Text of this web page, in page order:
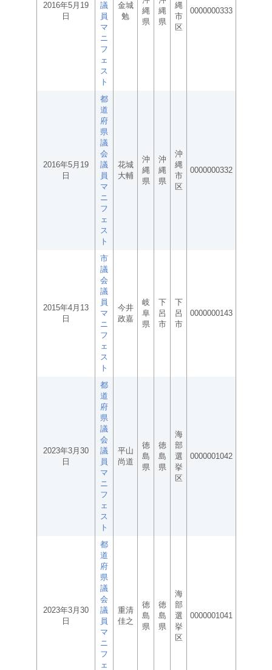
2016年5月19
日
議
員
マ
ニ
フ
ェ
ス
ト
金城
勉
縄
県
縄
県
縄
市
区
0000000333
2016年5月19
日
都
道
府
県
議
会
議
員
マ
ニ
フ
ェ
ス
ト
花城
大輔
沖
縄
県
沖
縄
県
沖
縄
市
区
0000000332
2015年4月13
日
市
議
会
議
員
マ
ニ
フ
ェ
ス
ト
今井
政嘉
岐
阜
県
下
呂
市
下
呂
市
0000000143
2023年3月30
日
都
道
府
県
議
会
議
員
マ
ニ
フ
ェ
ス
ト
平山
尚道
徳
島
県
徳
島
県
海
部
選
挙
区
0000001042
2023年3月30
日
都
道
府
県
議
会
議
員
マ
ニ
フ
ェ
重清
佳之
徳
島
県
徳
島
県
海
部
選
挙
区
0000001041